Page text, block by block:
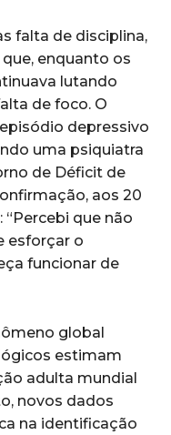
falta de disciplina,
enquanto os
lutando
de foco. O
depressivo
uma psiquiatra
de Déficit de
aos 20
que não
esforçar o
funcionar de
global
estimam
adulta mundial
novos dados
na identificação